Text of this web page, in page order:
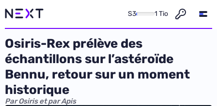
S3 1 Tio
Osiris-Rex prélève des
échantillons sur l’astéroïde
Bennu, retour sur un moment
historique
Par Osiris et par Apis